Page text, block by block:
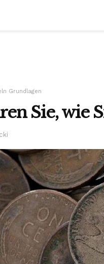
Grundlagen
Sie, wie